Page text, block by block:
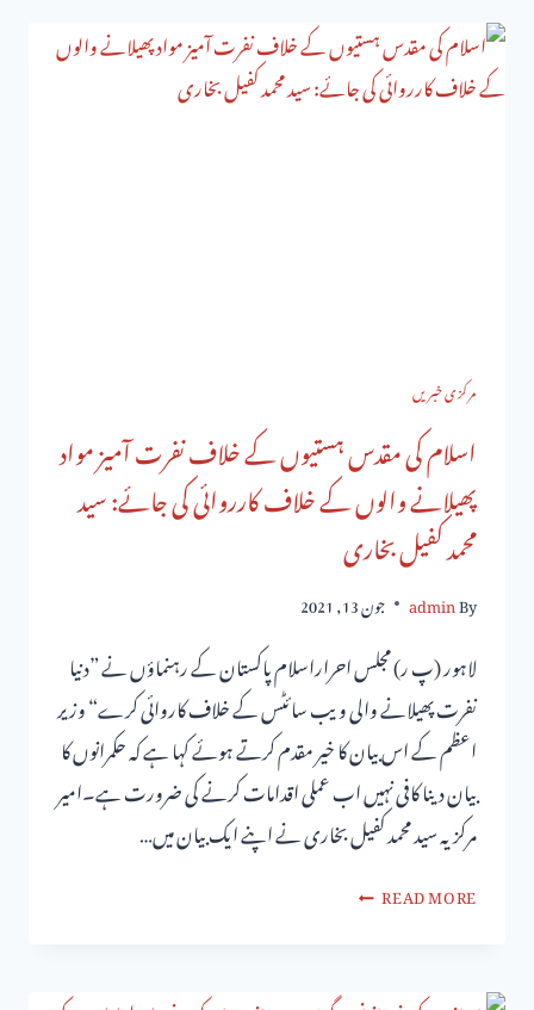
مرکزی خبریں
اسلام کی مقدس ہستیوں کے خلاف نفرت آمیز مواد
پھیلانے والوں کے خلاف کارروائی کی جائے: سید
محمد کفیل بخاری
By
admin جون 13, 2021
لاہور (پ ر) مجلس احراراسلام پاکستان کے رہنماؤں نے ”دنیا
نفرت پھیلانے والی ویب سائٹس کے خلاف کاروائی کرے“ وزیر
اعظم کے اس بیان کا خیر مقدم کرتے ہوئے کہا ہے کہ حکمرانوں کا
بیان دینا کافی نہیں اب عملی اقدامات کرنے کی ضرورت ہے۔امیر
مرکزیہ سید محمد کفیل بخاری نے اپنے ایک بیان میں…
READ MORE